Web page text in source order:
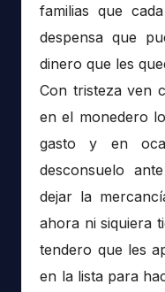
familias que
despensa que
dinero que les
Con tristeza ven
en el monedero
gasto y en
desconsuelo
dejar la
ahora ni siquiera
tendero que les
en la lista para